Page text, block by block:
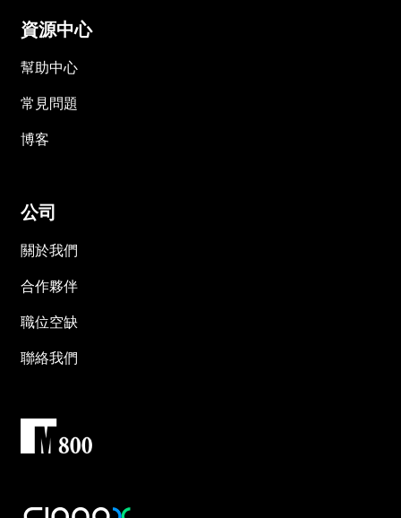
資源中心
幫助中心
常見問題
博客
公司
關於我們
合作夥伴
職位空缺
聯絡我們